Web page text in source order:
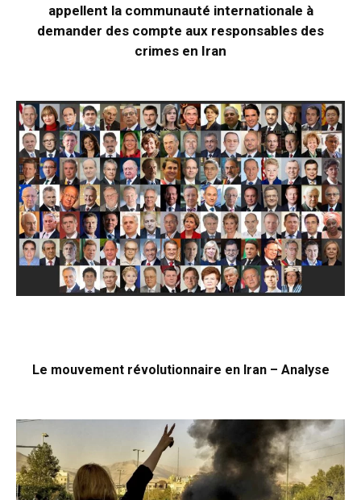
appellent la communauté internationale à
demander des compte aux responsables des
crimes en Iran
Le mouvement révolutionnaire en Iran – Analyse